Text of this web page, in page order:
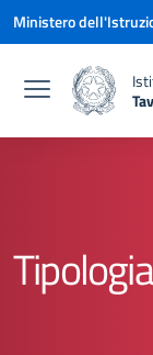
Vai ai contenuti
Vai al menu di
Vai al footer
Ministero